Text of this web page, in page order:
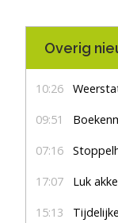
Overig
10:26
09:51
07:16
17:07 Luk
15:13